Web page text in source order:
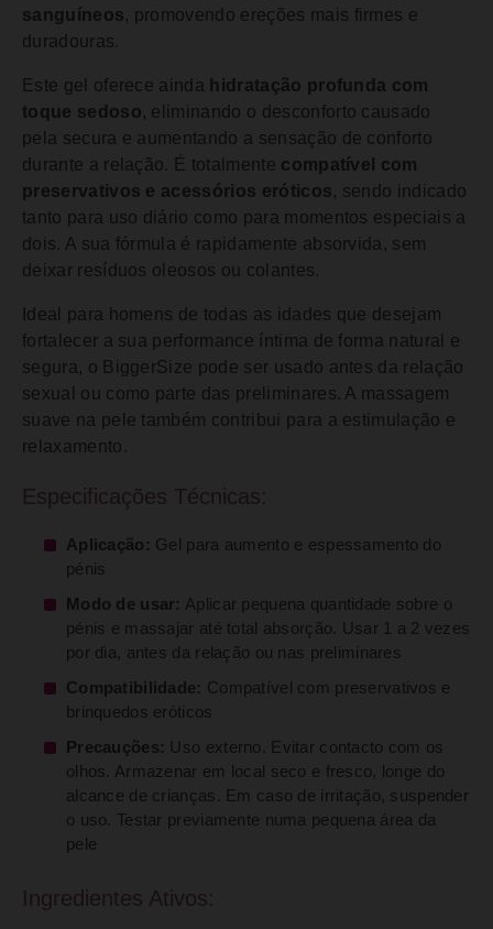
sanguíneos, promovendo ereções mais firmes e
duradouras.
Este gel oferece ainda hidratação profunda com
toque sedoso, eliminando o desconforto causado
pela secura e aumentando a sensação de conforto
durante a relação. É totalmente compatível com
preservativos e acessórios eróticos, sendo indicado
tanto para uso diário como para momentos especiais a
dois. A sua fórmula é rapidamente absorvida, sem
deixar resíduos oleosos ou colantes.
Ideal para homens de todas as idades que desejam
fortalecer a sua performance íntima de forma natural e
segura, o BiggerSize pode ser usado antes da relação
sexual ou como parte das preliminares. A massagem
suave na pele também contribui para a estimulação e
relaxamento.
Especificações Técnicas:
Aplicação: Gel para aumento e espessamento do
pénis
Modo de usar: Aplicar pequena quantidade sobre o
pénis e massajar até total absorção. Usar 1 a 2 vezes
por dia, antes da relação ou nas preliminares
Compatibilidade: Compatível com preservativos e
brinquedos eróticos
Precauções:
Uso externo. Evitar contacto com os
olhos. Armazenar em local seco e fresco, longe do
alcance de crianças. Em caso de irritação, suspender
o uso. Testar previamente numa pequena área da
pele
Ingredientes Ativos: